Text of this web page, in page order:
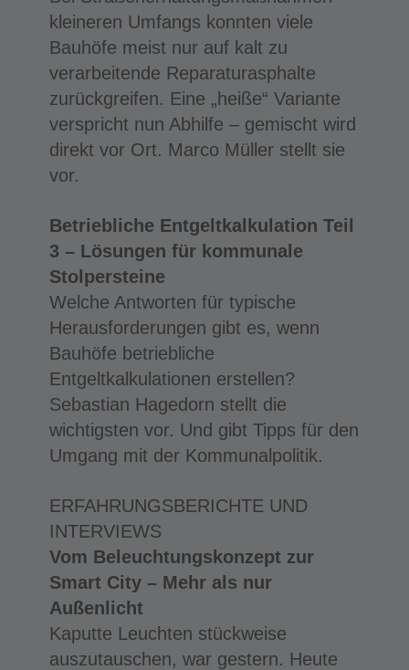
kleineren Umfangs konnten viele
Bauhöfe meist nur auf kalt zu
verarbeitende Reparaturasphalte
zurückgreifen. Eine „heiße“ Variante
verspricht nun Abhilfe – gemischt wird
direkt vor Ort. Marco Müller stellt sie
vor.
Betriebliche Entgeltkalkulation Teil
3 – Lösungen für kommunale
Stolpersteine
Welche Antworten für typische
Herausforderungen gibt es, wenn
Bauhöfe betriebliche
Entgeltkalkulationen erstellen?
Sebastian Hagedorn stellt die
wichtigsten vor. Und gibt Tipps für den
Umgang mit der Kommunalpolitik.
ERFAHRUNGSBERICHTE UND
INTERVIEWS
Vom Beleuchtungskonzept zur
Smart City – Mehr als nur
Außenlicht
Kaputte Leuchten stückweise
auszutauschen, war gestern. Heute